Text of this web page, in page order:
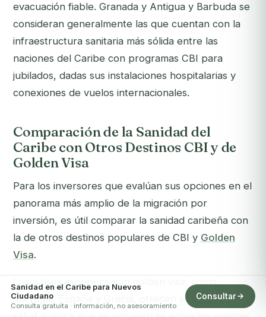
evacuación fiable. Granada y Antigua y Barbuda se
consideran generalmente las que cuentan con la
infraestructura sanitaria más sólida entre las
naciones del Caribe con programas CBI para
jubilados, dadas sus instalaciones hospitalarias y
conexiones de vuelos internacionales.
Comparación de la Sanidad del
Caribe con Otros Destinos CBI y de
Golden Visa
Para los inversores que evalúan sus opciones en el
panorama más amplio de la migración por
inversión, es útil comparar la sanidad caribeña con
la de otros destinos populares de CBI y Golden
Visa.
Los países europeos con golden visa, como
Portugal, España y Grecia, ofrecen sistemas de
Sanidad en el Caribe para Nuevos
Ciudadano
Consulta gratuita · información, no asesoramiento
Consultar